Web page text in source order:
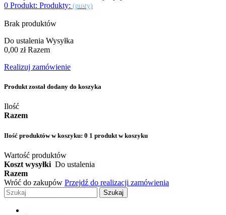
0 Produkt: Produkty: (pusty)
Brak produktów
Do ustalenia Wysyłka
0,00 zł Razem
Realizuj zamówienie
Produkt został dodany do koszyka
Ilość
Razem
Ilość produktów w koszyku: 0 1 produkt w koszyku
Wartość produktów
Koszt wysyłki Do ustalenia
Razem
Wróć do zakupów Przejdź do realizacji zamówienia
Szukaj